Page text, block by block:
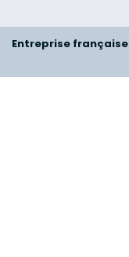
Entreprise française